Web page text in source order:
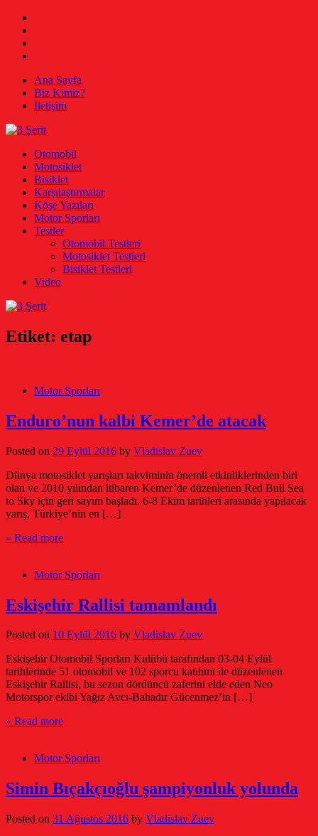
Skip
content
Ana Sayfa
Biz Kimiz?
İletişim
3 Şerit
Otomobil, Motosiklet, Bisiklet
Otomobil
Motosiklet
Bisiklet
Karşılaştırmalar
Köşe Yazıları
Motor Sporları
Testler
Otomobil Testleri
Motosiklet Testleri
Bisiklet Testleri
Video
Etiket: etap
Motor Sporları
Enduro’nun kalbi Kemer’de atacak
Posted on 29 Eylül 2016 by Vladislav Zuev
Dünya motosiklet yarışları takviminin önemli etkinliklerinden biri
olan ve 2010 yılından itibaren Kemer’de düzenlenen Red Bull Sea
to Sky için geri sayım başladı. 6-8 Ekim tarihleri arasında yapılacak
yarış, Türkiye’nin en […]
» Read more
Motor Sporları
Eskişehir Rallisi tamamlandı
Posted on 10 Eylül 2016 by Vladislav Zuev
Eskişehir Otomobil Sporları Kulübü tarafından 03-04 Eylül
tarihlerinde 51 otomobil ve 102 sporcu katılımı ile düzenlenen
Eskişehir Rallisi, bu sezon dördüncü zaferini elde eden Neo
Motorspor ekibi Yağız Avcı-Bahadır Gücenmez’in […]
» Read more
Motor Sporları
Simin Bıçakçıoğlu şampiyonluk yolunda
Posted on 31 Ağustos 2016 by Vladislav Zuev